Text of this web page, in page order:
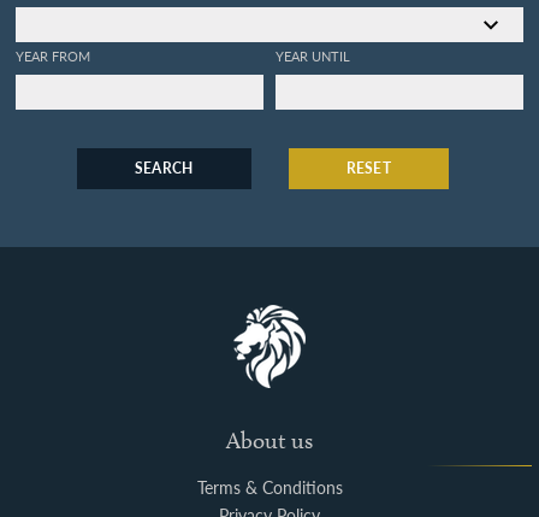
YEAR FROM YEAR UNTIL
SEARCH RESET
About us
Terms & Conditions